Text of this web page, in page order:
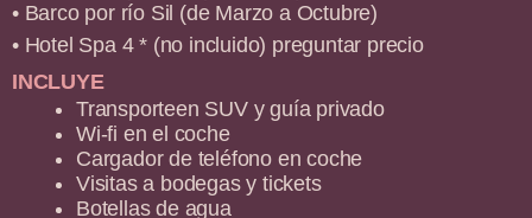
• Barco por río Sil (de Marzo a Octubre)
• Hotel Spa 4 * (no incluido) preguntar precio
INCLUYE
Transporteen SUV y guía privado
Wi-fi en el coche
Cargador de teléfono en coche
Visitas a bodegas y tickets
Botellas de agua